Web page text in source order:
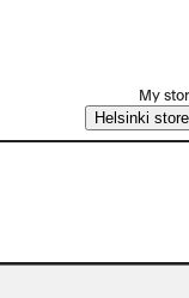
My
Helsinki store